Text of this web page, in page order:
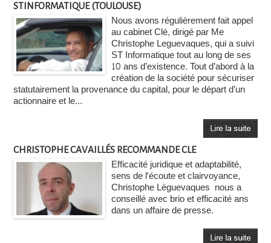
STINFORMATIQUE (TOULOUSE)
Nous avons régulièrement fait appel
au cabinet Clé, dirigé par Me
Christophe Leguevaques, qui a suivi
ST Informatique tout au long de ses
10 ans d’existence. Tout d’abord à la
création de la société pour sécuriser
statutairement la provenance du capital, pour le départ d’un
actionnaire et le...
CHRISTOPHE CAVAILLÉS RECOMMANDE CLE
Efficacité juridique et adaptabilité,
sens de l'écoute et clairvoyance,
Christophe Lèguevaques nous a
conseillé avec brio et efficacité ans
dans un affaire de presse.